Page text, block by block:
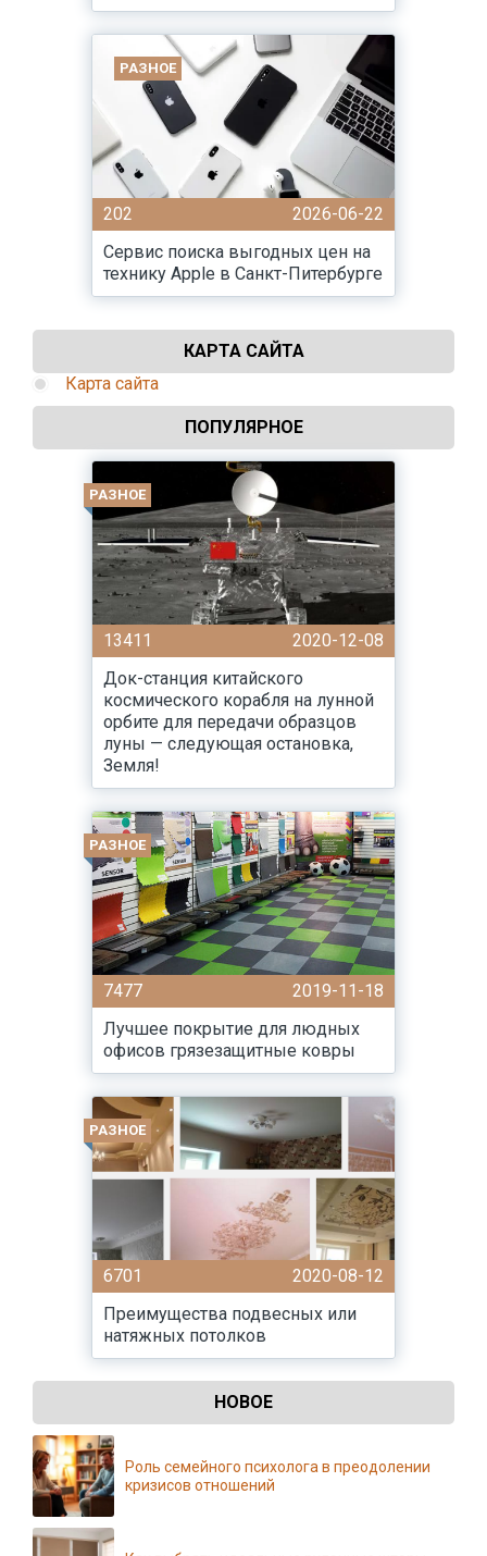
РАЗНОЕ
202
2026-06-22
Сервис поиска выгодных цен на
технику Apple в Санкт-Питербурге
КАРТА САЙТА
Карта сайта
ПОПУЛЯРНОЕ
РАЗНОЕ
13411
2020-12-08
Док-станция китайского
космического корабля на лунной
орбите для передачи образцов
луны — следующая остановка,
Земля!
РАЗНОЕ
7477
2019-11-18
Лучшее покрытие для людных
офисов грязезащитные ковры
РАЗНОЕ
6701
2020-08-12
Преимущества подвесных или
натяжных потолков
НОВОЕ
Роль семейного психолога в преодолении
кризисов отношений